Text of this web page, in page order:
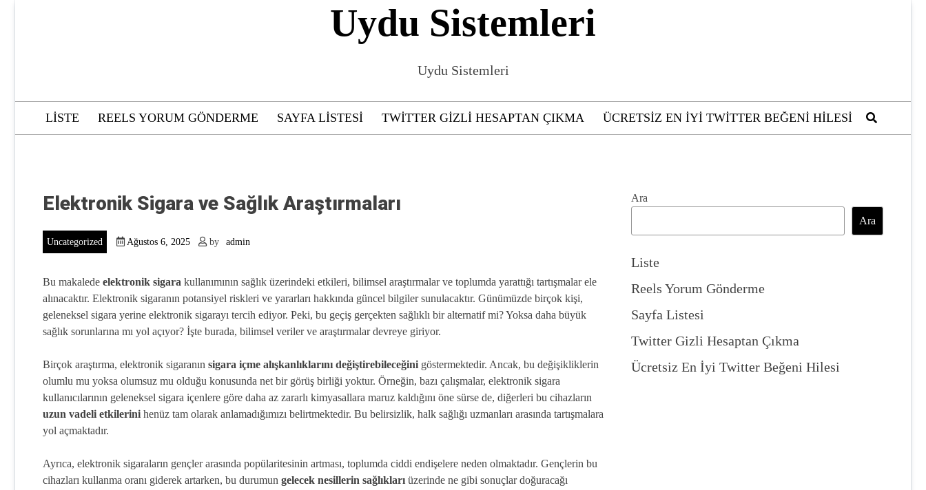
Uydu Sistemleri
Uydu Sistemleri
LISTE REELS YORUM GÖNDERME SAYFA LISTESI TWITTER GIZLI HESAPTAN ÇIKMA ÜCRETSIZ EN İYI TWITTER BEĞENI HILESI
Elektronik Sigara ve Sağlık Araştırmaları
Uncategorized Ağustos 6, 2025 by admin
Bu makalede elektronik sigara kullanımının sağlık üzerindeki etkileri, bilimsel araştırmalar ve toplumda yarattığı tartışmalar ele
alınacaktır. Elektronik sigaranın potansiyel riskleri ve yararları hakkında güncel bilgiler sunulacaktır. Günümüzde birçok kişi,
geleneksel sigara yerine elektronik sigarayı tercih ediyor. Peki, bu geçiş gerçekten sağlıklı bir alternatif mi? Yoksa daha büyük
sağlık sorunlarına mı yol açıyor? İşte burada, bilimsel veriler ve araştırmalar devreye giriyor.
Birçok araştırma, elektronik sigaranın sigara içme alışkanlıklarını değiştirebileceğini göstermektedir. Ancak, bu değişikliklerin
olumlu mu yoksa olumsuz mu olduğu konusunda net bir görüş birliği yoktur. Örneğin, bazı çalışmalar, elektronik sigara
kullanıcılarının geleneksel sigara içenlere göre daha az zararlı kimyasallara maruz kaldığını öne sürse de, diğerleri bu cihazların
uzun vadeli etkilerini henüz tam olarak anlamadığımızı belirtmektedir. Bu belirsizlik, halk sağlığı uzmanları arasında tartışmalara
yol açmaktadır.
Ayrıca, elektronik sigaraların gençler arasında popülaritesinin artması, toplumda ciddi endişelere neden olmaktadır. Gençlerin bu
cihazları kullanma oranı giderek artarken, bu durumun gelecek nesillerin sağlıkları üzerinde ne gibi sonuçlar doğuracağı
Ara
Ara
Liste
Reels Yorum Gönderme
Sayfa Listesi
Twitter Gizli Hesaptan Çıkma
Ücretsiz En İyi Twitter Beğeni Hilesi